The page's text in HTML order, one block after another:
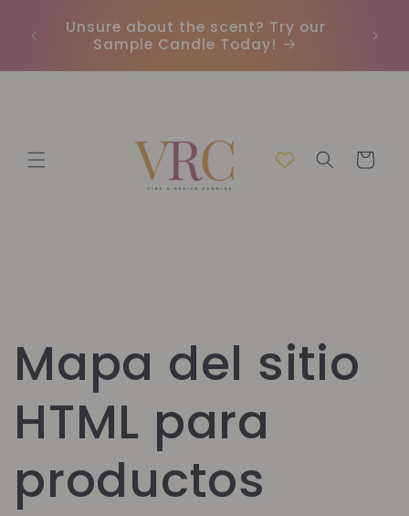
directamente
al contenido
Unsure about the scent? Try our
Sample Candle Today!
Carrito
Mapa del sitio
HTML para
productos